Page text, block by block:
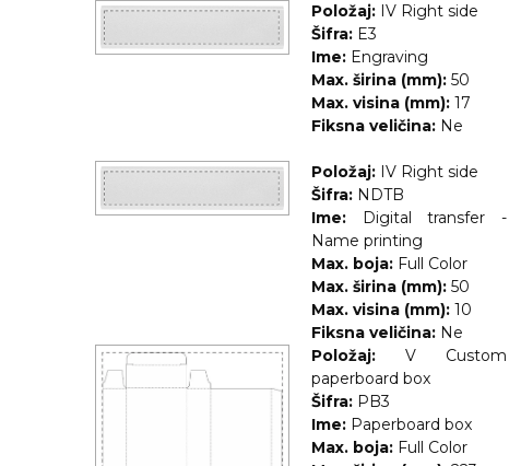
Položaj: IV Right side
Šifra: E3
Ime: Engraving
Max. širina (mm): 50
Max. visina (mm): 17
Fiksna veličina: Ne
Položaj: IV Right side
Šifra: NDTB
Ime:
Digital transfer -
Name printing
Max. boja: Full Color
Max. širina (mm): 50
Max. visina (mm): 10
Fiksna veličina: Ne
Položaj:
V Custom
paperboard box
Šifra: PB3
Ime: Paperboard box
Max. boja: Full Color